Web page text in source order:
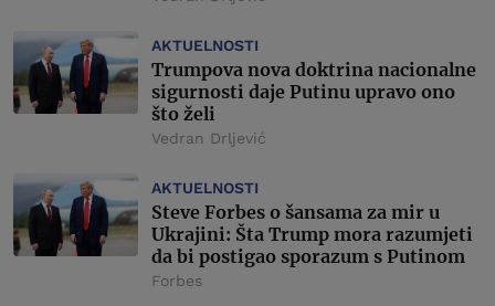
AKTUELNOSTI
Trumpova nova doktrina nacionalne
sigurnosti daje Putinu upravo ono
što želi
Vedran Drljević
AKTUELNOSTI
Steve Forbes o šansama za mir u
Ukrajini: Šta Trump mora razumjeti
da bi postigao sporazum s Putinom
Forbes